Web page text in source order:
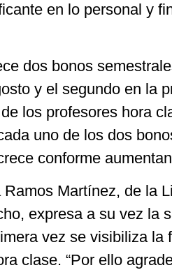
en lo personal y
dos bonos
y el segundo en la
los profesores hora
uno de los dos
conforme
Martínez, de la
expresa a su vez la
vez se visibiliza la
clase. “Por ello